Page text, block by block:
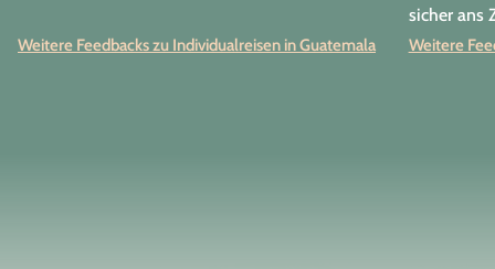
Weitere Feedbacks zu Individualreisen in Guatemala
sicher ans
Weitere